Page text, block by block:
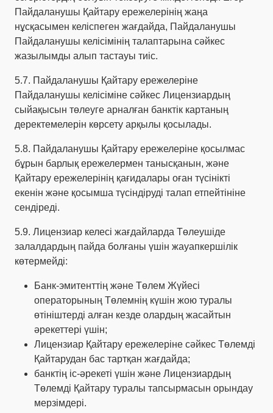
Пайдаланушы Қайтару ережелерінің жаңа
нұсқасымен келіспеген жағдайда, Пайдаланушы
Пайдаланушы келісімінің талаптарына сәйкес
жазылымды алып тастауы тиіс.
5.7. Пайдаланушы Қайтару ережелеріне
Пайдаланушы келісіміне сәйкес Лицензиардың
сыйақысын төлеуге арналған банктік картаның
деректемелерін көрсету арқылы қосылады.
5.8. Пайдаланушы Қайтару ережелеріне қосылмас
бұрын барлық ережелермен танысқанын, және
Қайтару ережелерінің қағидалары оған түсінікті
екенін және қосымша түсіндіруді талап етпейтініне
сендіреді.
5.9. Лицензиар келесі жағдайларда Төлеушіде
залалдардың пайда болғаны үшін жауапкершілік
көтермейді:
Банк-эмитенттің және Төлем Жүйесі
операторының Төлемнің күшін жою туралы
өтініштерді алған кезде олардың жасайтын
әрекеттері үшін;
Лицензиар Қайтару ережелеріне сәйкес Төлемді
Қайтарудан бас тартқан жағдайда;
банктің іс-әрекеті үшін және Лицензиардың
Төлемді Қайтару туралы тапсырмасын орындау
мерзімдері.